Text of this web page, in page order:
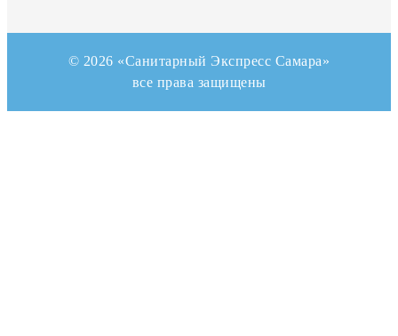
© 2026 «Санитарный Экспресс Самара»
все права защищены